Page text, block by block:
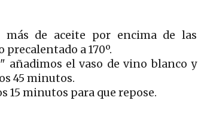
más de aceite por encima de las
a 170º.
añadimos el vaso de vino blanco y
45 minutos.
15 minutos para que repose.